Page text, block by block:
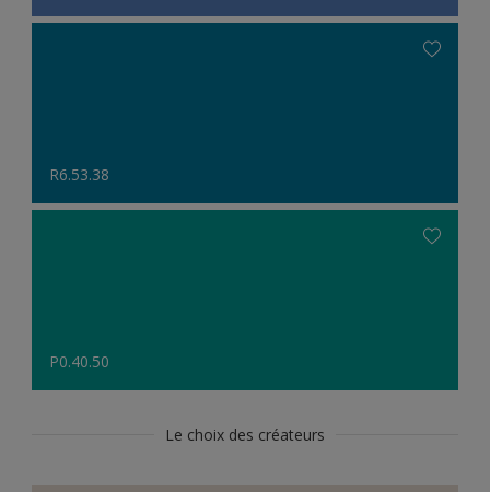
R6.53.38
P0.40.50
Le choix des créateurs